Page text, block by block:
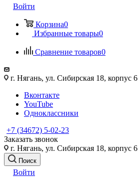
Войти
Корзина0
Избранные товары0
Сравнение товаров0
г. Нягань, ул. Сибирская 18, корпус 6
Вконтакте
YouTube
Одноклассники
+7 (34672) 5-02-23
Заказать звонок
г. Нягань, ул. Сибирская 18, корпус 6
Поиск
Войти